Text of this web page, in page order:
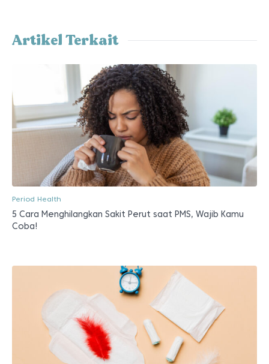
Artikel Terkait
Period Health
5 Cara Menghilangkan Sakit Perut saat PMS, Wajib Kamu
Coba!